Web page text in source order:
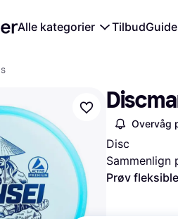
Alle kategorier Tilbud
Overvåg
Disc
Sammenlign
Prøv